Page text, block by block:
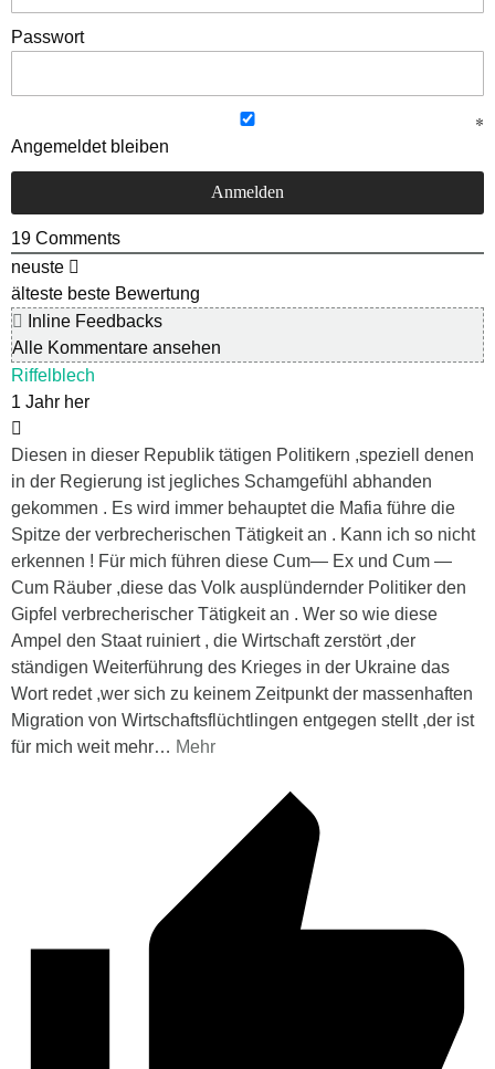
Passwort
Angemeldet bleiben
19 Comments
neuste
älteste beste Bewertung
Inline Feedbacks
Alle Kommentare ansehen
Riffelblech
1 Jahr her
Diesen in dieser Republik tätigen Politikern ,speziell denen
in der Regierung ist jegliches Schamgefühl abhanden
gekommen . Es wird immer behauptet die Mafia führe die
Spitze der verbrecherischen Tätigkeit an . Kann ich so nicht
erkennen ! Für mich führen diese Cum— Ex und Cum —
Cum Räuber ,diese das Volk ausplündernder Politiker den
Gipfel verbrecherischer Tätigkeit an . Wer so wie diese
Ampel den Staat ruiniert , die Wirtschaft zerstört ,der
ständigen Weiterführung des Krieges in der Ukraine das
Wort redet ,wer sich zu keinem Zeitpunkt der massenhaften
Migration von Wirtschaftsflüchtlingen entgegen stellt ,der ist
für mich weit mehr… Mehr